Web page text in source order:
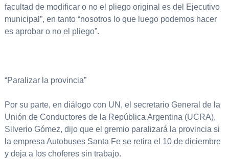
facultad de modificar o no el pliego original es del Ejecutivo
municipal”, en tanto “nosotros lo que luego podemos hacer
es aprobar o no el pliego”.
“Paralizar la provincia”
Por su parte, en diálogo con UN, el secretario General de la
Unión de Conductores de la República Argentina (UCRA),
Silverio Gómez, dijo que el gremio paralizará la provincia si
la empresa Autobuses Santa Fe se retira el 10 de diciembre
y deja a los choferes sin trabajo.